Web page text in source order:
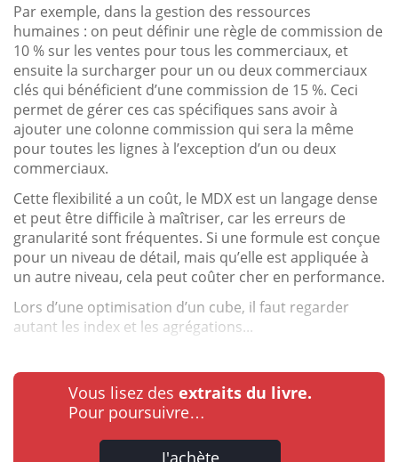
Par exemple, dans la gestion des ressources
humaines : on peut définir une règle de commission de
10 % sur les ventes pour tous les commerciaux, et
ensuite la surcharger pour un ou deux commerciaux
clés qui bénéficient d’une commission de 15 %. Ceci
permet de gérer ces cas spécifiques sans avoir à
ajouter une colonne commission qui sera la même
pour toutes les lignes à l’exception d’un ou deux
commerciaux.
Cette flexibilité a un coût, le MDX est un langage dense
et peut être difficile à maîtriser, car les erreurs de
granularité sont fréquentes. Si une formule est conçue
pour un niveau de détail, mais qu’elle est appliquée à
un autre niveau, cela peut coûter cher en performance.
Lors d’une optimisation d’un cube, il faut regarder
autant les index et les agrégations...
Vous lisez des extraits du livre.
Pour poursuivre…
J'achète